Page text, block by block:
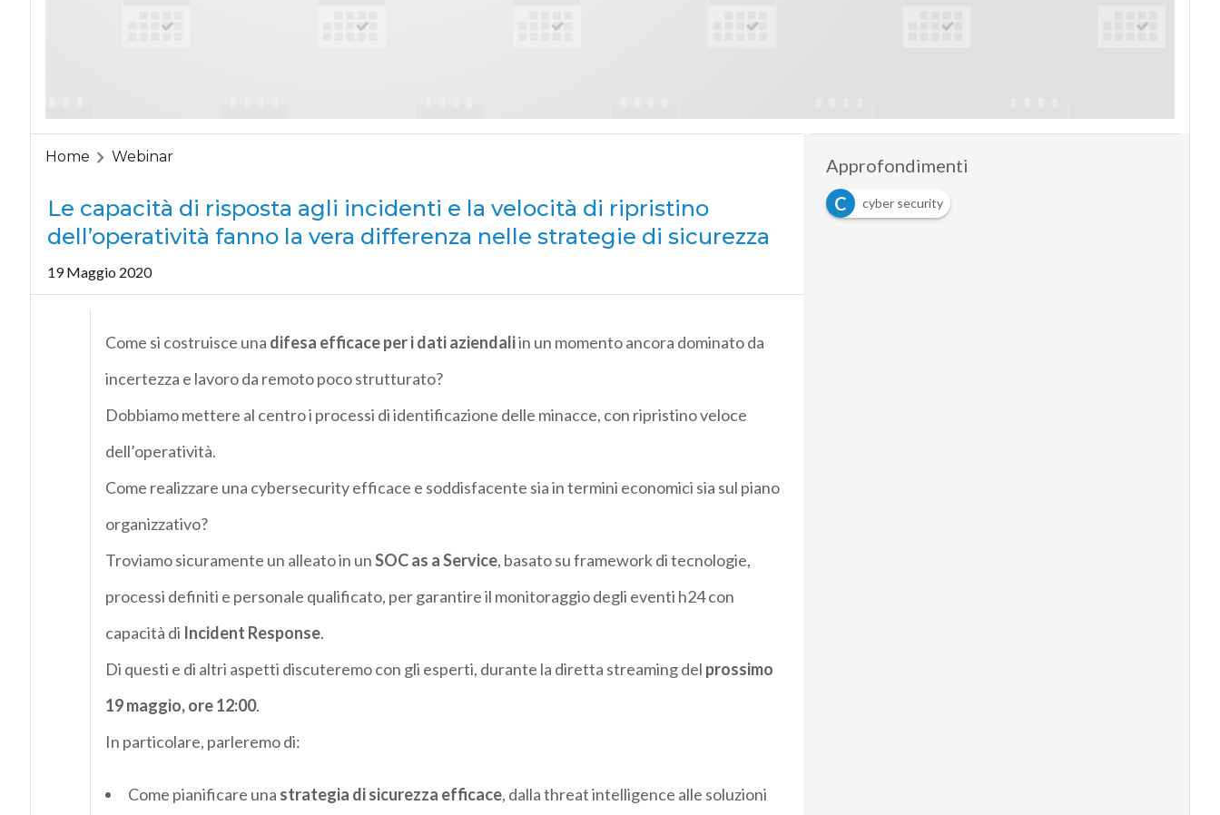
Home Webinar
Le capacità di risposta agli incidenti e la velocità di ripristino
dell’operatività fanno la vera differenza nelle strategie di sicurezza
19 Maggio 2020
Come si costruisce una difesa efficace per i dati aziendaliin un momento ancora dominato da
incertezza e lavoro da remoto poco strutturato?
Dobbiamo mettere al centro i processi di identificazione delle minacce, con ripristino veloce
dell’operatività.
Come realizzare una cybersecurity efficace e soddisfacente sia in termini economici sia sul piano
organizzativo?
Troviamo sicuramente un alleato in unSOC as a Service, basato su framework di tecnologie,
processi definiti e personale qualificato, per garantire il monitoraggio degli eventi h24 con
capacità di Incident Response.
Di questi e di altri aspetti discuteremo con gli esperti, durante la diretta streaming del prossimo
19 maggio, ore 12:00.
In particolare, parleremo di:
Come pianificare una strategia di sicurezza efficace, dalla threat intelligence alle soluzioni
Approfondimenti
C
cyber security